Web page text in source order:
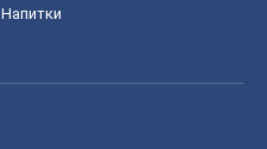
Напитки